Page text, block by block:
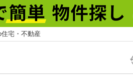
宅・不動産